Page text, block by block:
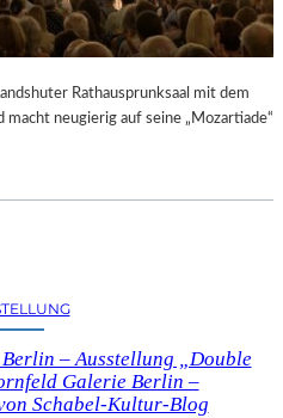
Rathausprunksaal mit dem
neugierig auf seine „Mozartiade“
– Ausstellung „Double
Galerie Berlin –
Schabel-Kultur-Blog